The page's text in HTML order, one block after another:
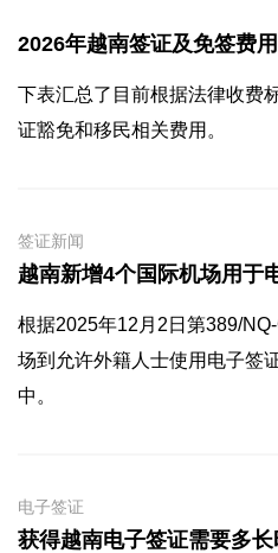
2026年越南签证及免签费
下表汇总了目前根据法律收费
证豁免和移民相关费用。
签证新闻
越南新增4个国际机场用于
根据2025年12月2日第389/
场到允许外籍人士使用电子签
中。
电子签证
获得越南电子签证需要多长